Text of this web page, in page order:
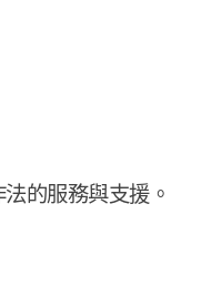
的​服務​與​支援。